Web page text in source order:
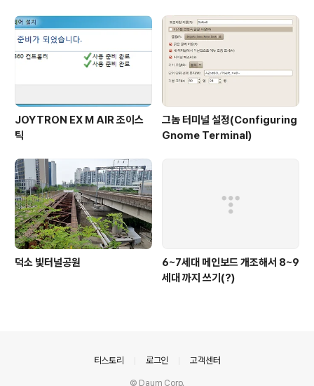
JOYTRON EX M AIR 조이스
틱
그놈 터미널 설정(Configuring
Gnome Terminal)
덕소 빛터널공원
6~7세대 메인보드 개조해서 8~9
세대 까지 쓰기(?)
티스토리 로그인 고객센터
© Daum Corp.